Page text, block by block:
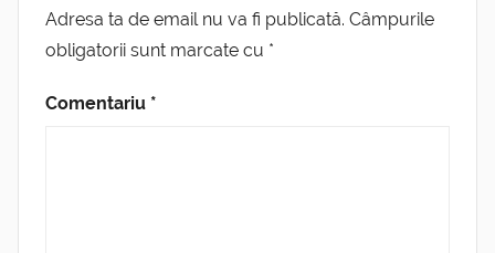
Adresa ta de email nu va fi publicată. Câmpurile
obligatorii sunt marcate cu *
Comentariu *